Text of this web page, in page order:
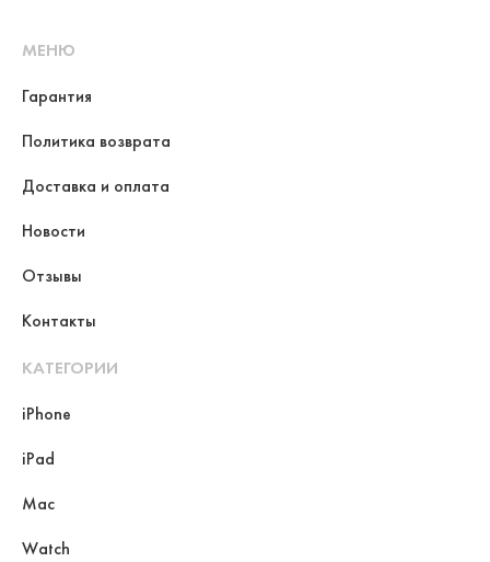
МЕНЮ
Гарантия
Политика возврата
Доставка и оплата
Новости
Отзывы
Контакты
КАТЕГОРИИ
iPhone
iPad
Mac
Watch